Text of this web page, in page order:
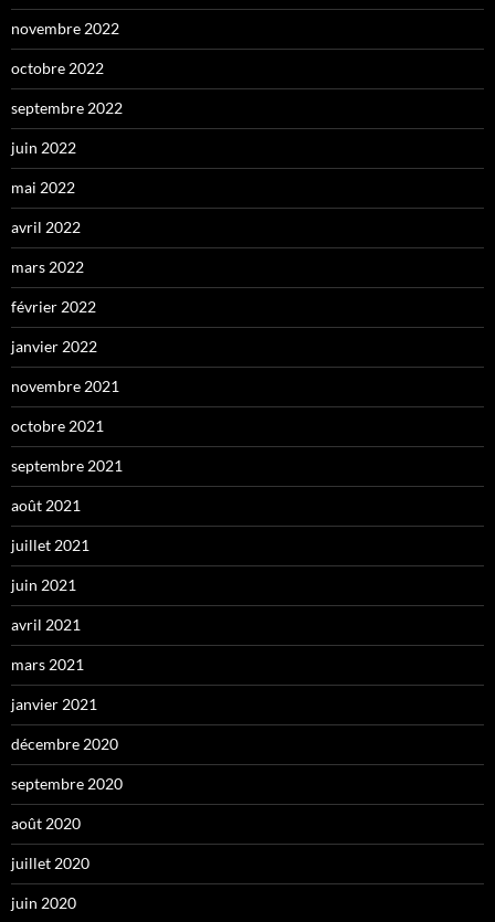
novembre 2022
octobre 2022
septembre 2022
juin 2022
mai 2022
avril 2022
mars 2022
février 2022
janvier 2022
novembre 2021
octobre 2021
septembre 2021
août 2021
juillet 2021
juin 2021
avril 2021
mars 2021
janvier 2021
décembre 2020
septembre 2020
août 2020
juillet 2020
juin 2020